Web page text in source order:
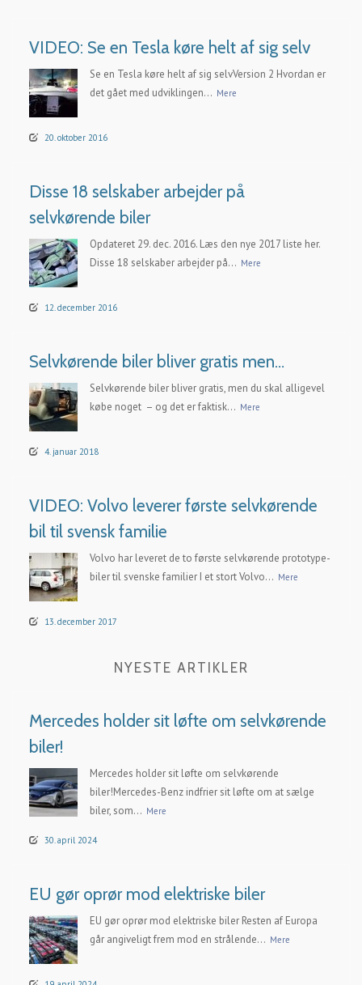
VIDEO: Se en Tesla køre helt af sig selv
Se en Tesla køre helt af sig selvVersion 2 Hvordan er
det gået med udviklingen... Mere
20. oktober 2016
Disse 18 selskaber arbejder på
selvkørende biler
Opdateret 29. dec. 2016. Læs den nye 2017 liste her.
Disse 18 selskaber arbejder på... Mere
12. december 2016
Selvkørende biler bliver gratis men…
Selvkørende biler bliver gratis, men du skal alligevel
købe noget – og det er faktisk... Mere
4. januar 2018
VIDEO: Volvo leverer første selvkørende
bil til svensk familie
Volvo har leveret de to første selvkørende prototype-
biler til svenske familier I et stort Volvo... Mere
13. december 2017
NYESTE ARTIKLER
Mercedes holder sit løfte om selvkørende
biler!
Mercedes holder sit løfte om selvkørende
biler!Mercedes-Benz indfrier sit løfte om at sælge
biler, som... Mere
30. april 2024
EU gør oprør mod elektriske biler
EU gør oprør mod elektriske biler Resten af Europa
går angiveligt frem mod en strålende... Mere